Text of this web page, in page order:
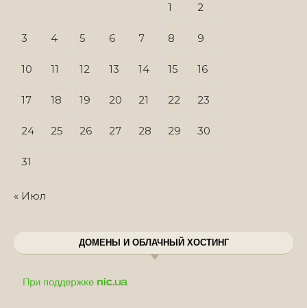
1 2
3 4 5 6 7 8 9
10 11 12 13 14 15 16
17 18 19 20 21 22 23
24 25 26 27 28 29 30
31
« Июл
ДОМЕНЫ И ОБЛАЧНЫЙ ХОСТИНГ